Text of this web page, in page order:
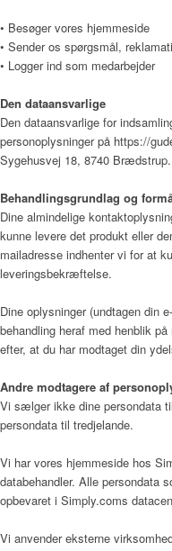
Pjecer
Årsrapporter
Årsrapport 2018
• Besøger vores hjemmeside
• Sender os spørgsmål,
• Logger ind som medarbejder
Den dataansvarlige
Den dataansvarlige for
personoplysninger på https://
Sygehusvej 18, 8740 Brædstrup.
Behandlingsgrundlag og
Dine almindelige
kunne levere det produkt eller
mailadresse indhenter vi for at
leveringsbekræftelse.
Dine oplysninger (undtagen din
behandling heraf med henblik
efter, at du har modtaget din
Andre modtagere af
Vi sælger ikke dine persondata
persondata til tredjelande.
Vi har vores hjemmeside hos
databehandler. Alle persondata
opbevaret i Simply.coms
Vi anvender eksterne